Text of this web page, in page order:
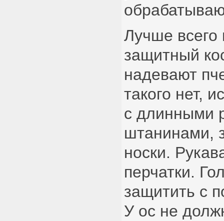
Лучше всего
защитный
надевают
такого нет,
с длинными
штанинами,
носки.
перчатки.
защитить с
У ос не